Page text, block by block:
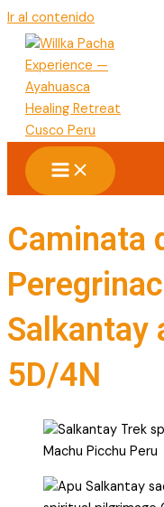
Ir al contenido
Caminata
Salkantay
5D/4N